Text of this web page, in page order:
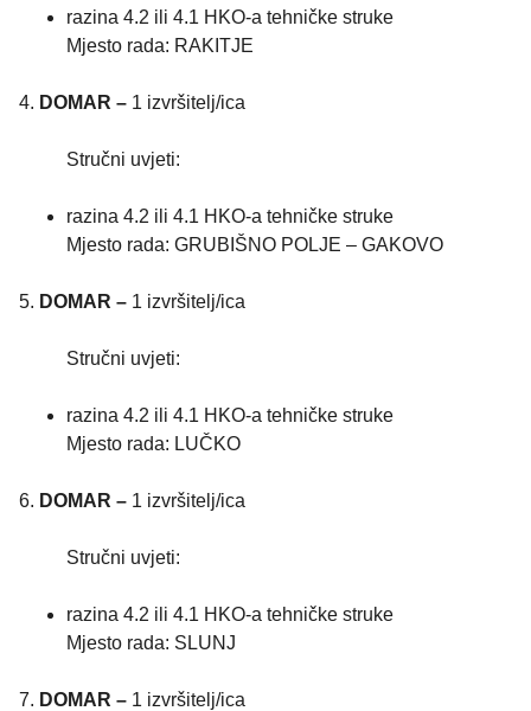
razina 4.2 ili 4.1 HKO-a tehničke struke
Mjesto rada: RAKITJE
4. DOMAR – 1 izvršitelj/ica
Stručni uvjeti:
razina 4.2 ili 4.1 HKO-a tehničke struke
Mjesto rada: GRUBIŠNO POLJE – GAKOVO
5. DOMAR – 1 izvršitelj/ica
Stručni uvjeti:
razina 4.2 ili 4.1 HKO-a tehničke struke
Mjesto rada: LUČKO
6. DOMAR – 1 izvršitelj/ica
Stručni uvjeti:
razina 4.2 ili 4.1 HKO-a tehničke struke
Mjesto rada: SLUNJ
7. DOMAR – 1 izvršitelj/ica